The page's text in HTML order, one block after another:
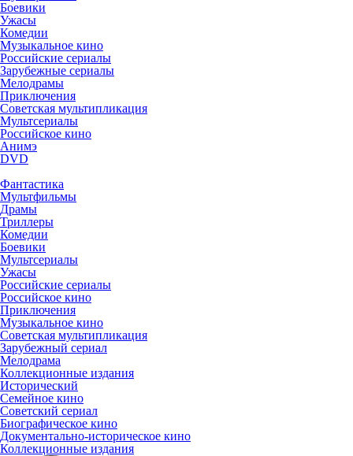
Боевики
Ужасы
Комедии
Музыкальное кино
Российские сериалы
Зарубежные сериалы
Мелодрамы
Приключения
Советская мультипликация
Мультсериалы
Российское кино
Анимэ
DVD
Фантастика
Мультфильмы
Драмы
Триллеры
Комедии
Боевики
Мультсериалы
Ужасы
Российские сериалы
Российское кино
Приключения
Музыкальное кино
Советская мультипликация
Зарубежный сериал
Мелодрама
Коллекционные издания
Исторический
Семейное кино
Советский сериал
Биографическое кино
Документально-историческое кино
Коллекционные издания